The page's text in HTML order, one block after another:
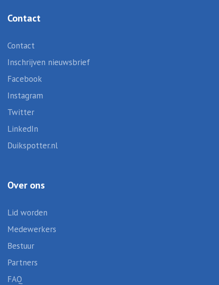
Contact
Contact
Inschrijven nieuwsbrief
Facebook
Instagram
Twitter
LinkedIn
Duikspotter.nl
Over ons
Lid worden
Medewerkers
Bestuur
Partners
FAQ